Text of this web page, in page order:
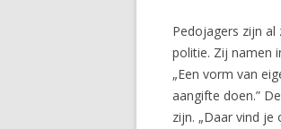
Pedojagers zijn
politie. Zij namen
„Een vorm van
aangifte doen.”
zijn. „Daar vind